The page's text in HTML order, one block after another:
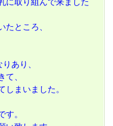
たところ、
あり、
て、
しまいました。
す。